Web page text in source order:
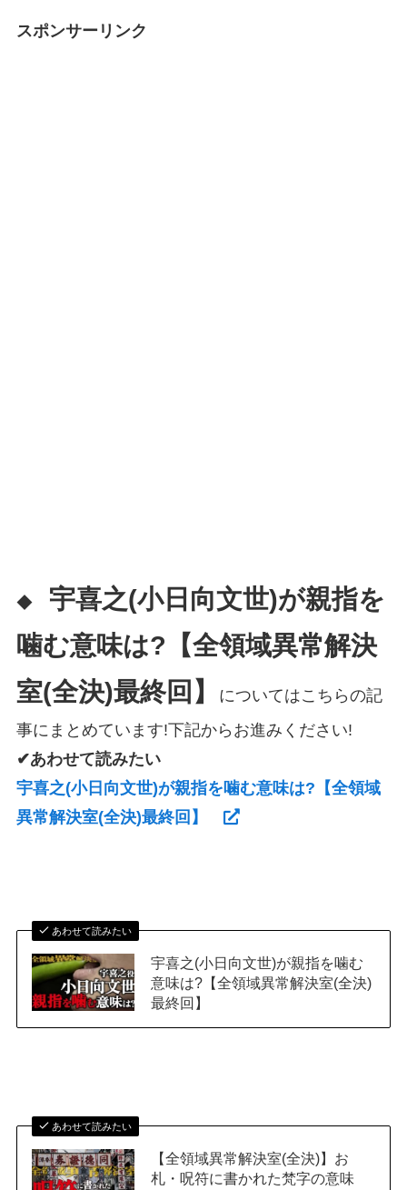
スポンサーリンク
◆ 宇喜之(小日向文世)が親指を
噛む意味は?【全領域異常解決
室(全決)最終回】
についてはこちらの記
事にまとめています!下記からお進みください!
✔あわせて読みたい
宇喜之(小日向文世)が親指を噛む意味は?【全領域
異常解決室(全決)最終回】
あわせて読みたい
宇喜之(小日向文世)が親指を噛む
意味は?【全領域異常解決室(全決)
最終回】
あわせて読みたい
【全領域異常解決室(全決)】お
札・呪符に書かれた梵字の意味